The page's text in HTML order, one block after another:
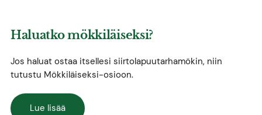
Haluatko mökkiläiseksi?
Jos haluat ostaa itsellesi siirtolapuutarhamökin, niin
tutustu Mökkiläiseksi-osioon.
Lue lisää